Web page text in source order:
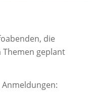
die
geplant